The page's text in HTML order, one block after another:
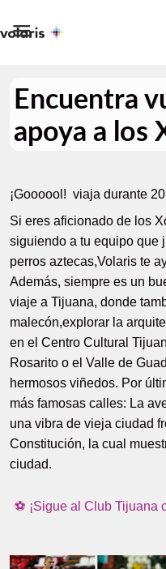

Encuentra
apoya a los
¡Goooool! viaja durante
Si eres aficionado de los
siguiendo a tu equipo que
perros aztecas,Volaris te
Además, siempre es un
viaje a Tijuana, donde
malecón,explorar la
en el Centro Cultural
Rosarito o el Valle de
hermosos viñedos. Por
más famosas calles: La
una vibra de vieja ciudad
Constitución, la cual
ciudad.
⚽ ¡Sigue al Club Tijuana